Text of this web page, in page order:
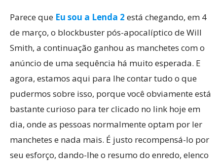
Parece que Eu sou a Lenda 2 está chegando, em 4
de março, o blockbuster pós-apocalíptico de Will
Smith, a continuação ganhou as manchetes com o
anúncio de uma sequência há muito esperada. E
agora, estamos aqui para lhe contar tudo o que
pudermos sobre isso, porque você obviamente está
bastante curioso para ter clicado no link hoje em
dia, onde as pessoas normalmente optam por ler
manchetes e nada mais. É justo recompensá-lo por
seu esforço, dando-lhe o resumo do enredo, elenco